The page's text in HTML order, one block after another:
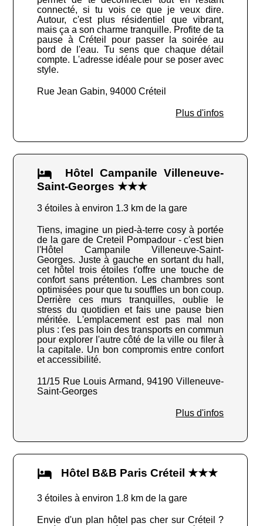
connecté, si tu vois ce que je veux dire.
Autour, c'est plus résidentiel que vibrant,
mais ça a son charme tranquille. Profite de ta
pause à Créteil pour passer la soirée au
bord de l'eau. Tu sens que chaque détail
compte. L'adresse idéale pour se poser avec
style.
Rue Jean Gabin, 94000 Créteil
Plus d'infos
Hôtel Campanile Villeneuve-
Saint-Georges ★★★
3 étoiles à environ 1.3 km de la gare
Tiens, imagine un pied-à-terre cosy à portée
de la gare de Creteil Pompadour - c'est bien
l'Hôtel Campanile Villeneuve-Saint-
Georges. Juste à gauche en sortant du hall,
cet hôtel trois étoiles t'offre une touche de
confort sans prétention. Les chambres sont
optimisées pour que tu souffles un bon coup.
Derrière ces murs tranquilles, oublie le
stress du quotidien et fais une pause bien
méritée. L'emplacement est pas mal non
plus : t'es pas loin des transports en commun
pour explorer l'autre côté de la ville ou filer à
la capitale. Un bon compromis entre confort
et accessibilité.
11/15 Rue Louis Armand, 94190 Villeneuve-
Saint-Georges
Plus d'infos
Hôtel B&B Paris Créteil ★★★
3 étoiles à environ 1.8 km de la gare
Envie d'un plan hôtel pas cher sur Créteil ?